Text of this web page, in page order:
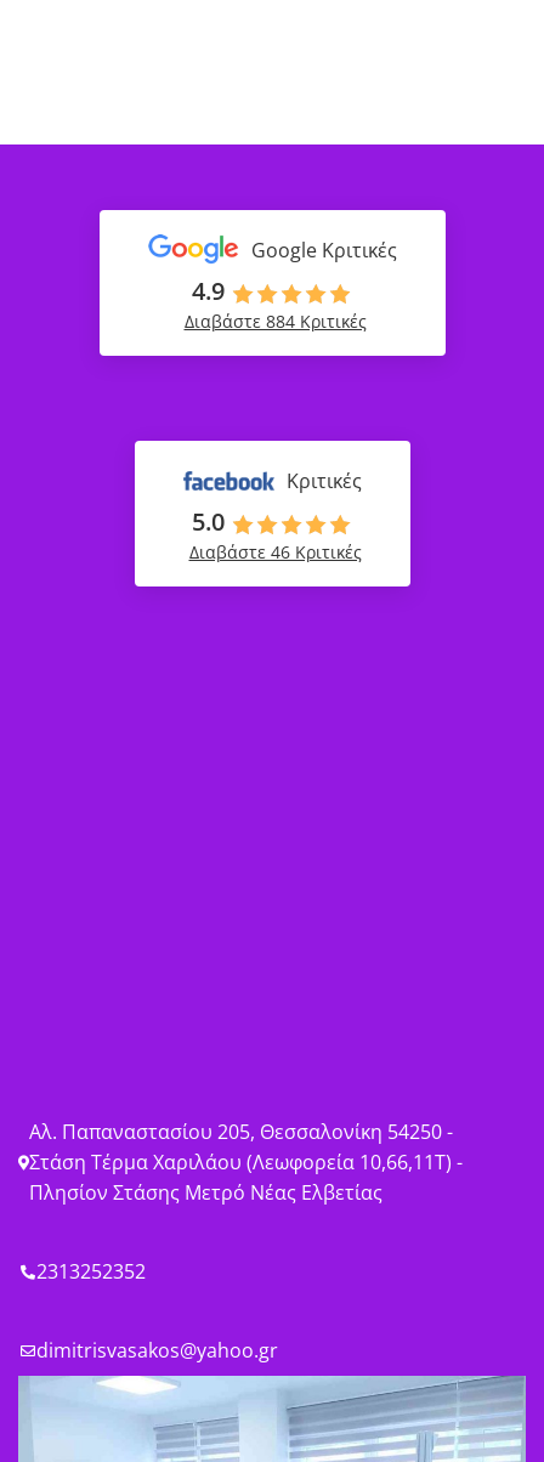
Google Κριτικές
4.9
Διαβάστε 884 Κριτικές
Κριτικές
5.0
Διαβάστε 46 Κριτικές
Αλ. Παπαναστασίου 205, Θεσσαλονίκη 54250 -
Στάση Τέρμα Χαριλάου (Λεωφορεία 10,66,11Τ) -
Πλησίον Στάσης Μετρό Νέας Ελβετίας
2313252352
dimitrisvasakos@yahoo.gr